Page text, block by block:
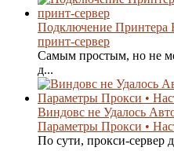
Подключение Принтера
принт-сервер
Самым простым, но не
д...
Виндовс не Удалось
Параметры Прокси •
По сути, прокси-сервер